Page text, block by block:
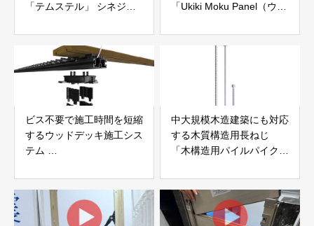
「テムステル」 シネジッ
「Ukiki Moku Panel（ウキ
社サンパテック
ビス不要で施工時間を短縮
するウッドデッキ施工シス
テム
JAPAN
中大規模木造建築にも対応
する木質構造用長ねじ
「木構造用パイルパイクビ